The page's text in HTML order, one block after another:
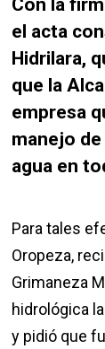
el acta
Hidrilara,
que la
empresa
manejo
agua en
Para tales
Oropeza,
Grimaneza
hidrológica
y pidió que